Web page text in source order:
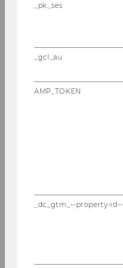
onth
allowance
Travel
allowance
€600
Special
€700
_pk_ses
_gcl_au
AMP_TOKEN
_dc_gtm_--property-id--